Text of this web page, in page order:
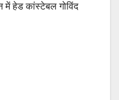
में हेड कांस्टेबल गोविंद